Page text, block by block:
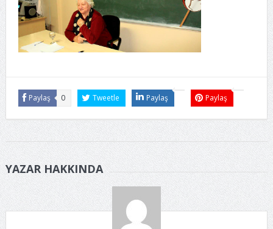
Paylaş 0 Tweetle Paylaş Paylaş
YAZAR HAKKINDA